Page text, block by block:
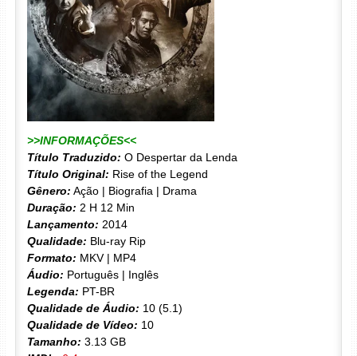
>>INFORMAÇÕES<<
Título Traduzido: O Despertar da Lenda
Título Original: Rise of the Legend
Gênero: Ação | Biografia | Drama
Duração: 2 H 12 Min
Lançamento: 2014
Qualidade: Blu-ray Rip
Formato: MKV | MP4
Áudio: Português | Inglês
Legenda: PT-BR
Qualidade de Áudio: 10 (5.1)
Qualidade de Vídeo: 10
Tamanho: 3.13 GB